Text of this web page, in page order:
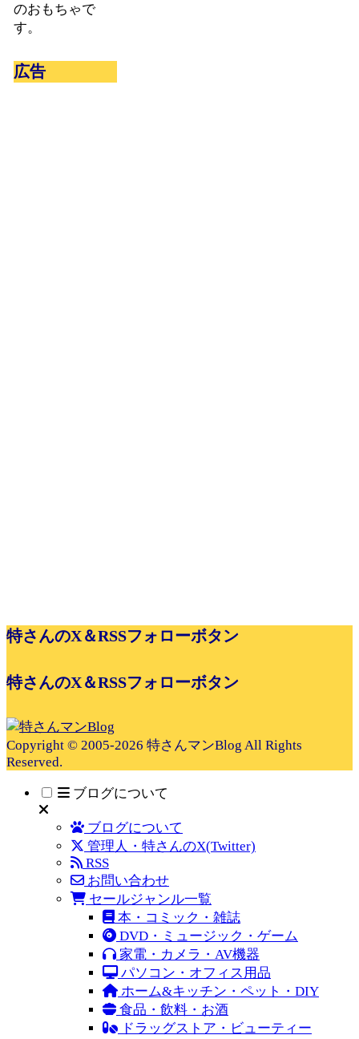
のおもちゃで
す。
広告
特さんのX＆RSSフォローボタン
特さんのX＆RSSフォローボタン
Copyright © 2005-2026 特さんマンBlog All Rights
Reserved.
ブログについて
ブログについて
管理人・特さんのX(Twitter)
RSS
お問い合わせ
セールジャンル一覧
本・コミック・雑誌
DVD・ミュージック・ゲーム
家電・カメラ・AV機器
パソコン・オフィス用品
ホーム&キッチン・ペット・DIY
食品・飲料・お酒
ドラッグストア・ビューティー